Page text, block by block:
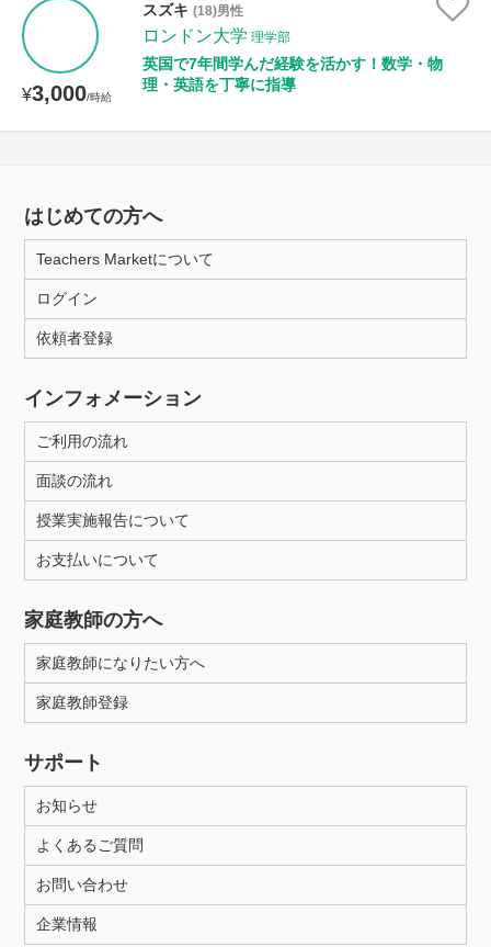
¥3,000/時給
スズキ (18)男性
ロンドン大学 理学部
英国で7年間学んだ経験を活かす！数学・物
理・英語を丁寧に指導
はじめての方へ
Teachers Marketについて
ログイン
依頼者登録
インフォメーション
ご利用の流れ
面談の流れ
授業実施報告について
お支払いについて
家庭教師の方へ
家庭教師になりたい方へ
家庭教師登録
サポート
お知らせ
よくあるご質問
お問い合わせ
企業情報